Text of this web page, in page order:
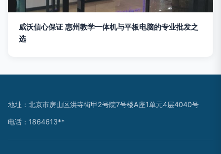
威沃信心保证 惠州教学一体机与平板电脑的专业批发之
选
地址：北京市房山区洪寺街甲2号院7号楼A座1单元4层4040号
电话：1864613**